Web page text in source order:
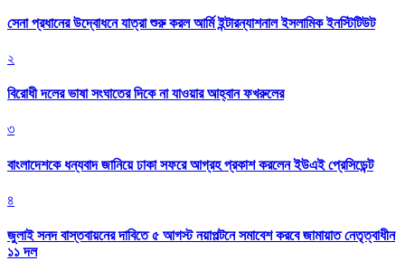
সেনা প্রধানের উদ্বোধনে যাত্রা শুরু করল আর্মি ইন্টারন্যাশনাল ইসলামিক ইনস্টিটিউট
২
বিরোধী দলের ভাষা সংঘাতের দিকে না যাওয়ার আহ্বান ফখরুলের
৩
বাংলাদেশকে ধন্যবাদ জানিয়ে ঢাকা সফরে আগ্রহ প্রকাশ করলেন ইউএই প্রেসিডেন্ট
৪
জুলাই সনদ বাস্তবায়নের দাবিতে ৫ আগস্ট নয়াপল্টনে সমাবেশ করবে জামায়াত নেতৃত্বাধীন
১১ দল